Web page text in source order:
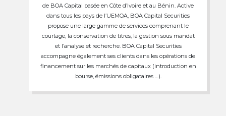
de BOA Capital basée en Côte d’Ivoire et au Bénin. Active
dans tous les pays de l’UEMOA, BOA Capital Securities
propose une large gamme de services comprenant le
courtage, la conservation de titres, la gestion sous mandat
et l’analyse et recherche. BOA Capital Securities
accompagne également ses clients dans les opérations de
financement sur les marchés de capitaux (introduction en
bourse, émissions obligataires …).